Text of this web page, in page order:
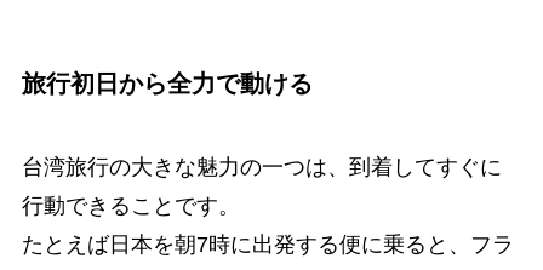
旅行初日から全力で動ける
台湾旅行の大きな魅力の一つは、到着してすぐに
行動できることです。
たとえば日本を朝7時に出発する便に乗ると、フラ